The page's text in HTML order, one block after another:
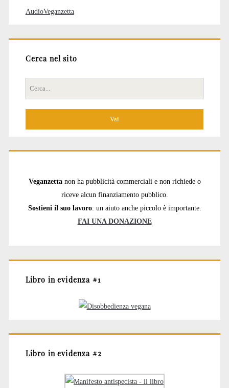
AudioVeganzetta
Cerca nel sito
Cerca
per:
Veganzetta non ha pubblicità commerciali e non richiede o
riceve alcun finanziamento pubblico.
Sostieni il suo lavoro: un aiuto anche piccolo è importante.
FAI UNA DONAZIONE
Libro in evidenza #1
Libro in evidenza #2